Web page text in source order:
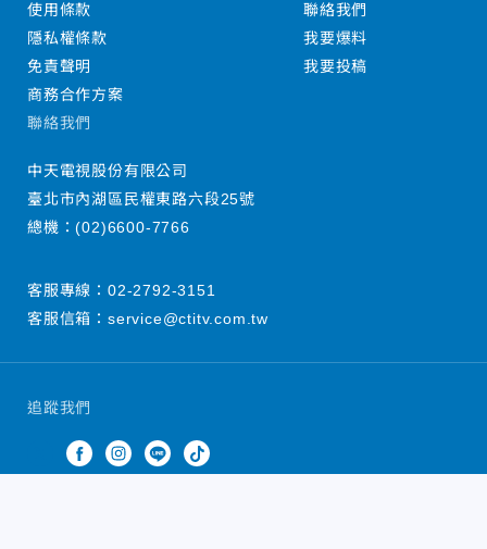
追蹤我們
使用條款
隱私權條款
免責聲明
商務合作方案
聯絡我們
我要爆料
我要投稿
聯絡我們
中天電視股份有限公司
臺北市內湖區民權東路六段25號
總機：(02)6600-7766
客服專線： 02-2792-3151
客服信箱： service@ctitv.com.tw